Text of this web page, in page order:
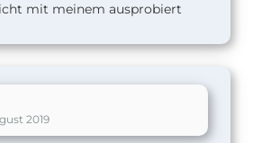
mit meinem ausprobiert
2019